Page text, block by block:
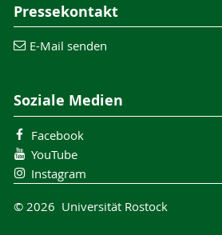
Pressekontakt
E-Mail senden
Soziale Medien
Facebook
YouTube
Instagram
© 2026 Universität Rostock